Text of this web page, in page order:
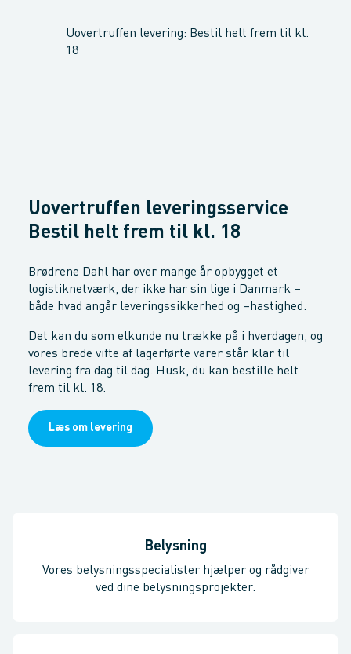
Uovertruffen levering: Bestil helt frem til kl.
18
Uovertruffen leveringsservice
Bestil helt frem til kl. 18
Brødrene Dahl har over mange år opbygget et
logistiknetværk, der ikke har sin lige i Danmark –
både hvad angår leveringssikkerhed og –hastighed.
Det kan du som elkunde nu trække på i hverdagen, og
vores brede vifte af lagerførte varer står klar til
levering fra dag til dag. Husk, du kan bestille helt
frem til kl. 18.
Læs om levering
Belysning
Vores belysningsspecialister hjælper og rådgiver
ved dine belysningsprojekter.